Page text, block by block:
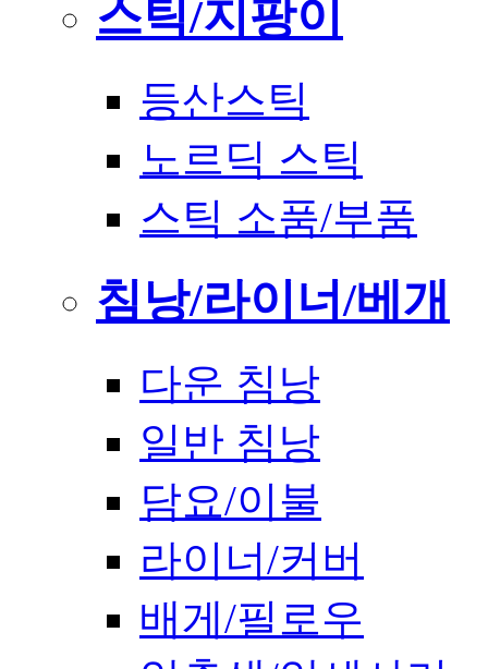
스틱/지팡이
등산스틱
노르딕 스틱
스틱 소품/부품
침낭/라이너/베개
다운 침낭
일반 침낭
담요/이불
라이너/커버
배게/필로우